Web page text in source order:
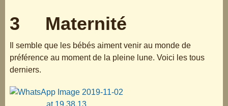
3 Maternité
Il semble que les bébés aiment venir au monde de
préférence au moment de la pleine lune. Voici les tous
derniers.